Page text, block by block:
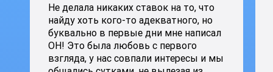
Не делала никаких ставок на то, что
найду хоть кого-то адекватного, но
буквально в первые дни мне написал
ОН! Это была любовь с первого
взгляда, у нас совпали интересы и мы